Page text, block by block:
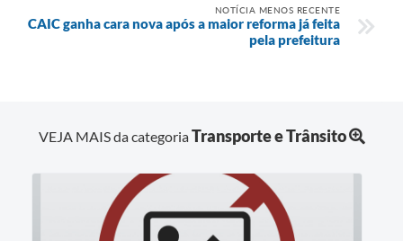
NOTÍCIA MENOS RECENTE
CAIC ganha cara nova após a maior reforma já feita
pela prefeitura
VEJA MAIS da categoriaTransporte e Trânsito